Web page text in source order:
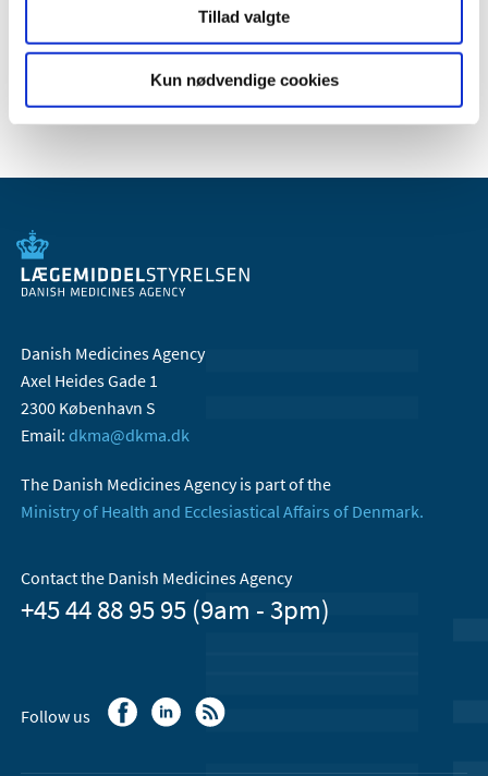
Tillad valgte
Kun nødvendige cookies
2007 (3)
Danish Medicines Agency
Axel Heides Gade 1
2300 København S
Email: dkma@dkma.dk
The Danish Medicines Agency is part of the
Ministry of Health and Ecclesiastical Affairs of Denmark.
Contact the Danish Medicines Agency
+45 44 88 95 95 (9am - 3pm)
Follow us